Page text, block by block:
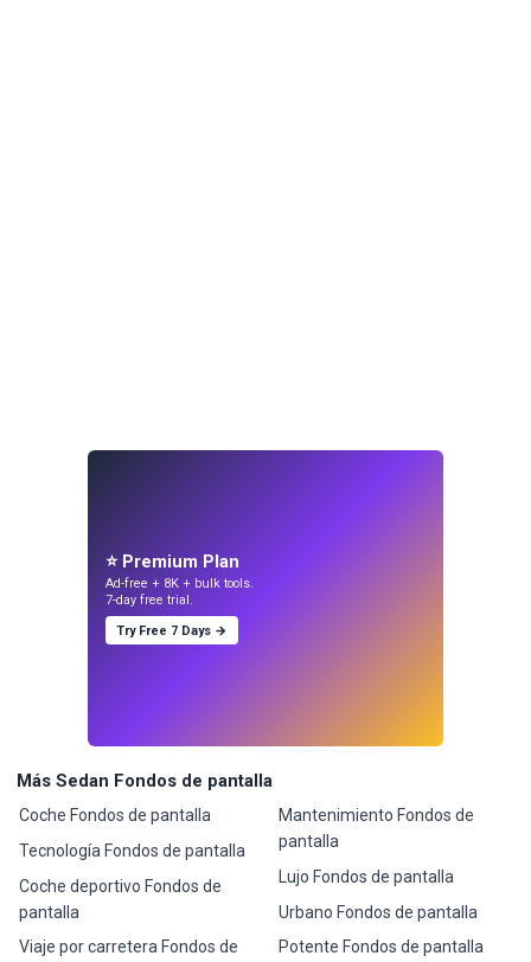
⭐ Premium Plan
Ad-free + 8K + bulk tools.
7-day free trial.
Try Free 7 Days →
Más Sedan Fondos de pantalla
Coche Fondos de pantalla
Tecnología Fondos de pantalla
Coche deportivo Fondos de
pantalla
Viaje por carretera Fondos de
Mantenimiento Fondos de
pantalla
Lujo Fondos de pantalla
Urbano Fondos de pantalla
Potente Fondos de pantalla